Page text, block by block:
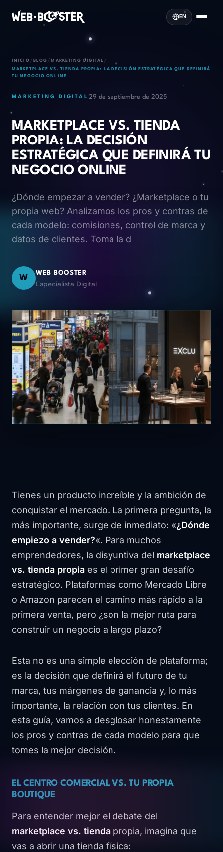
EN
INICIO / BLOG /MARKETING DIGITAL /
MARKETPLACE VS. TIENDA PROPIA: LA DECISIÓN ESTRATÉGICA QUE DEFINIRÁ
TU NEGOCIO ONLINE
MARKETING DIGITAL 29 de septiembre de 2025
MARKETPLACE VS. TIENDA
PROPIA: LA DECISIÓN
ESTRATÉGICA QUE DEFINIRÁ TU
NEGOCIO ONLINE
¿Dónde empezar a vender? ¿Marketplace o tu
propia web? Analizamos los pros y contras de
cada modelo: comisiones, control de marca y
datos de clientes. Toma la d
W
WEB BOOSTER
Especialista Digital
Tienes un producto increíble y la ambición de
conquistar el mercado. La primera pregunta, la
más importante, surge de inmediato: «¿Dónde
empiezo a vender?«. Para muchos
emprendedores, la disyuntiva del marketplace
vs. tienda propia es el primer gran desafío
estratégico. Plataformas como Mercado Libre
o Amazon parecen el camino más rápido a la
primera venta, pero ¿son la mejor ruta para
construir un negocio a largo plazo?
Esta no es una simple elección de plataforma;
es la decisión que definirá el futuro de tu
marca, tus márgenes de ganancia y, lo más
importante, la relación con tus clientes. En
esta guía, vamos a desglosar honestamente
los pros y contras de cada modelo para que
tomes la mejor decisión.
EL CENTRO COMERCIAL VS. TU PROPIA
BOUTIQUE
Para entender mejor el debate del
marketplace vs. tienda propia, imagina que
vas a abrir una tienda física: